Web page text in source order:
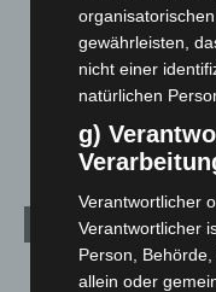
Menschen
Über uns
Veranstaltungen
Archiv
August 2026(10)
gewährleisten,
nicht einer
natürlichen
g)
Verantwortlicher
Verantwortlicher
Person,
allein oder